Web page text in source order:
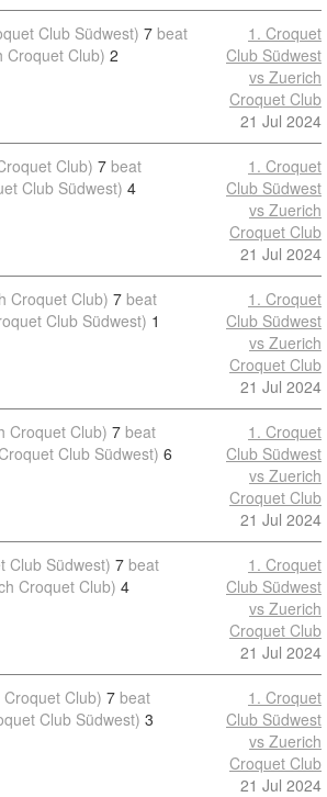
Club Südwest) 7 beat
Croquet Club) 2
1. Croquet
Club Südwest
vs Zuerich
Croquet Club
21 Jul 2024
Club) 7 beat
Club Südwest) 4
1. Croquet
Club Südwest
vs Zuerich
Croquet Club
21 Jul 2024
Croquet Club) 7 beat
Club Südwest) 1
1. Croquet
Club Südwest
vs Zuerich
Croquet Club
21 Jul 2024
Croquet Club) 7 beat
Club Südwest) 6
1. Croquet
Club Südwest
vs Zuerich
Croquet Club
21 Jul 2024
Club Südwest) 7 beat
Croquet Club) 4
1. Croquet
Club Südwest
vs Zuerich
Croquet Club
21 Jul 2024
Club) 7 beat
Club Südwest) 3
1. Croquet
Club Südwest
vs Zuerich
Croquet Club
21 Jul 2024